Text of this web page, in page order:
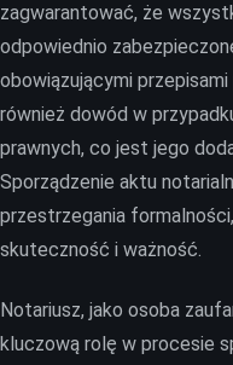
zagwarantować, że
odpowiednio
obowiązującymi
również dowód w
prawnych, co jest jego
Sporządzenie aktu
przestrzegania
skuteczność i ważność.
Notariusz, jako osoba
kluczową rolę w procesie